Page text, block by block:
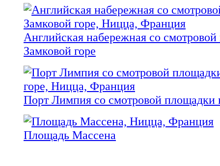
Английская набережная со
Замковой горе
Порт Лимпия со смотровой площадки
Площадь Массена